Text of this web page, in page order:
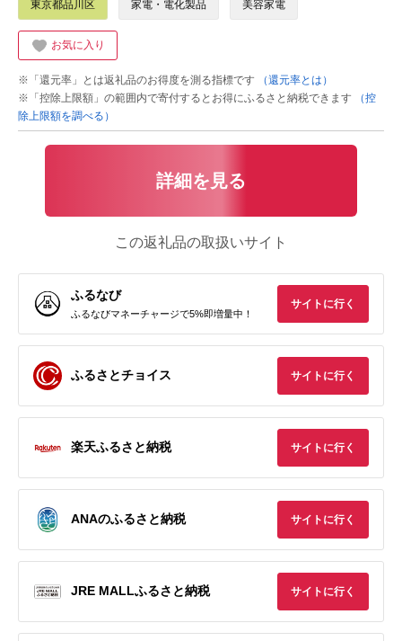
東京都品川区 家電・電化製品 美容家電
お気に入り
※「還元率」とは返礼品のお得度を測る指標です
（還元率とは）
※「控除上限額」の範囲内で寄付するとお得にふるさと納税できます
（控
除上限額を調べる）
詳細を見る
この返礼品の取扱いサイト
ふるなび
ふるなびマネーチャージで5%即増量中！
サイトに行く
ふるさとチョイス サイトに行く
楽天ふるさと納税 サイトに行く
ANAのふるさと納税 サイトに行く
JRE MALLふるさと納税 サイトに行く